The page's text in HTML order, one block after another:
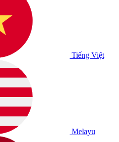
Tiếng Việt
Melayu